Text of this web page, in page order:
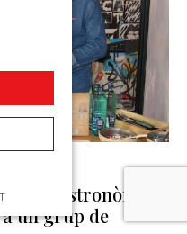
gastronòmica
un grup de